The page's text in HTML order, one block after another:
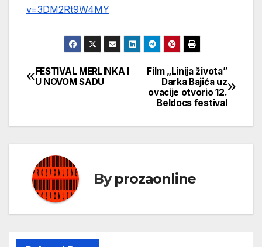
v=3DM2Rt9W4MY
Кретање
Film „Linija života”
Darka Bajića uz
ovacije otvorio 12.
Beldocs festival
FESTIVAL MERLINKA I
U NOVOM SADU
Byprozaonline